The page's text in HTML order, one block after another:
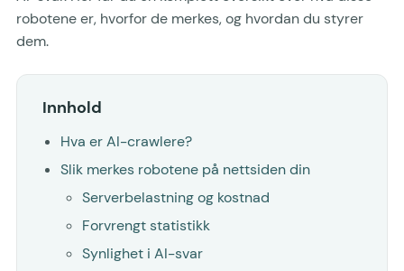
robotene er, hvorfor de merkes, og hvordan du styrer
dem.
Innhold
Hva er AI-crawlere?
Slik merkes robotene på nettsiden din
Serverbelastning og kostnad
Forvrengt statistikk
Synlighet i AI-svar